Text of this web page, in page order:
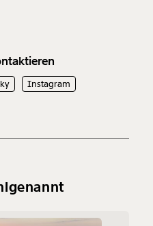
Instagram